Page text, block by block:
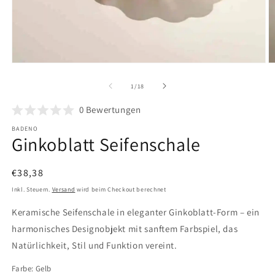
öffnen
1 /von
18
0 Bewertungen
BADENO
Ginkoblatt Seifenschale
Normaler
Preis
€38,38
Inkl. Steuern. Versand wird beim Checkout berechnet
Keramische Seifenschale in eleganter Ginkoblatt-Form – ein
harmonisches Designobjekt mit sanftem Farbspiel, das
Natürlichkeit, Stil und Funktion vereint.
Farbe: Gelb